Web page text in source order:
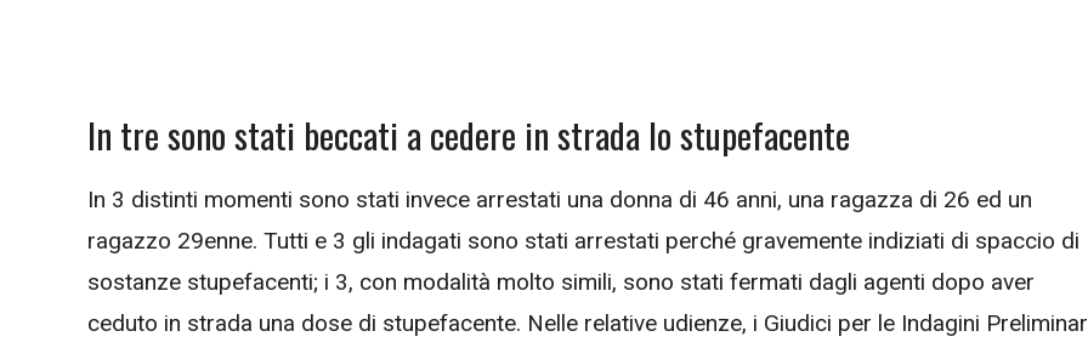
In tre sono stati beccati a cedere in strada lo stupefacente
In 3 distinti momenti sono stati invece arrestati una donna di 46 anni, una ragazza di 26 ed un
ragazzo 29enne. Tutti e 3 gli indagati sono stati arrestati perché gravemente indiziati di spaccio di
sostanze stupefacenti; i 3, con modalità molto simili, sono stati fermati dagli agenti dopo aver
ceduto in strada una dose di stupefacente. Nelle relative udienze, i Giudici per le Indagini